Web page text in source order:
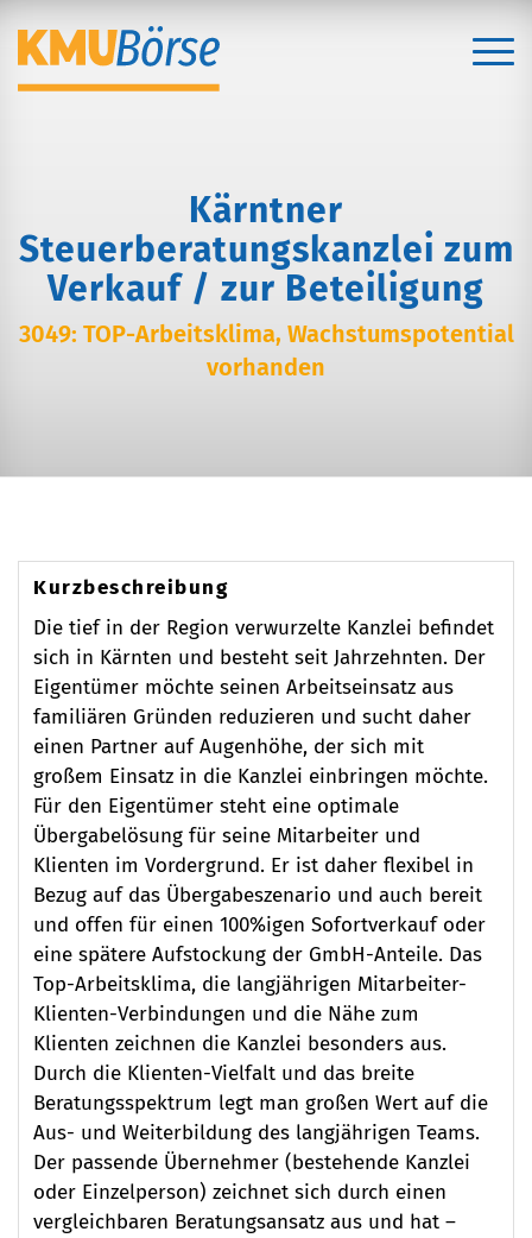
Kärntner
Steuerberatungskanzlei zum
Verkauf / zur Beteiligung
3049: TOP-Arbeitsklima, Wachstumspotential
vorhanden
Kurzbeschreibung
Die tief in der Region verwurzelte Kanzlei befindet
sich in Kärnten und besteht seit Jahrzehnten. Der
Eigentümer möchte seinen Arbeitseinsatz aus
familiären Gründen reduzieren und sucht daher
einen Partner auf Augenhöhe, der sich mit
großem Einsatz in die Kanzlei einbringen möchte.
Für den Eigentümer steht eine optimale
Übergabelösung für seine Mitarbeiter und
Klienten im Vordergrund. Er ist daher flexibel in
Bezug auf das Übergabeszenario und auch bereit
und offen für einen 100%igen Sofortverkauf oder
eine spätere Aufstockung der GmbH-Anteile. Das
Top-Arbeitsklima, die langjährigen Mitarbeiter-
Klienten-Verbindungen und die Nähe zum
Klienten zeichnen die Kanzlei besonders aus.
Durch die Klienten-Vielfalt und das breite
Beratungsspektrum legt man großen Wert auf die
Aus- und Weiterbildung des langjährigen Teams.
Der passende Übernehmer (bestehende Kanzlei
oder Einzelperson) zeichnet sich durch einen
vergleichbaren Beratungsansatz aus und hat –